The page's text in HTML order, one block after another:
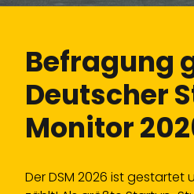
Befragung
Deutscher
Monitor
Der DSM 2026 ist gestartet